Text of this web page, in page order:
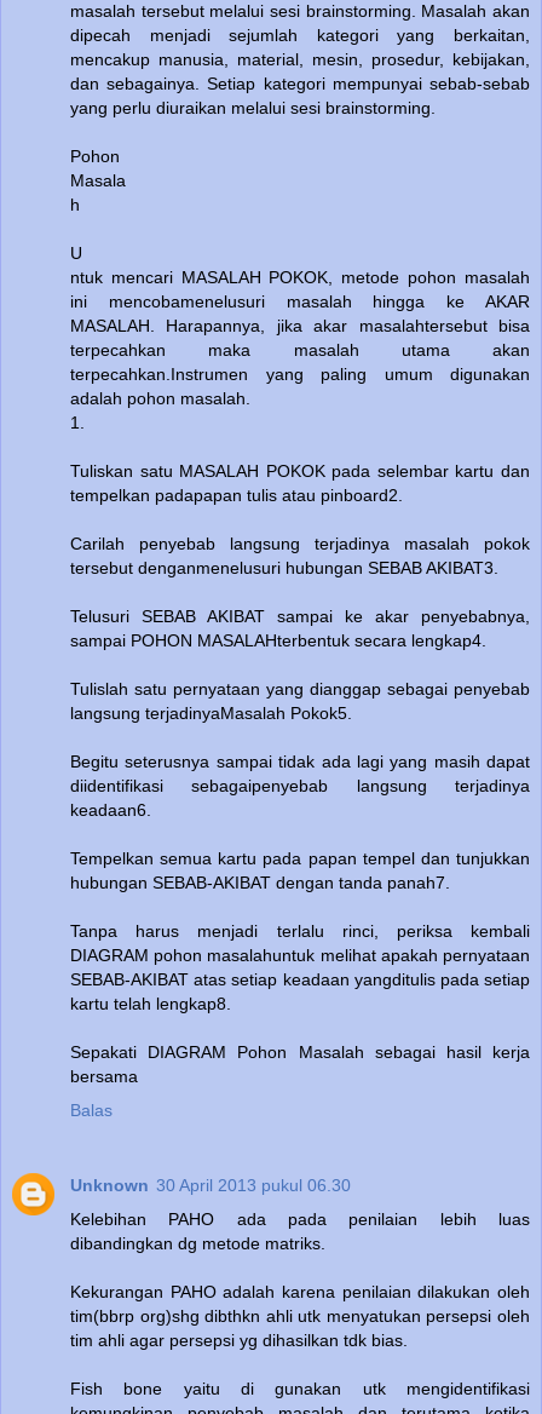
masalah tersebut melalui sesi brainstorming. Masalah akan
dipecah menjadi sejumlah kategori yang berkaitan,
mencakup manusia, material, mesin, prosedur, kebijakan,
dan sebagainya. Setiap kategori mempunyai sebab-sebab
yang perlu diuraikan melalui sesi brainstorming.
Pohon
Masala
h
U
ntuk mencari MASALAH POKOK, metode pohon masalah
ini mencobamenelusuri masalah hingga ke AKAR
MASALAH. Harapannya, jika akar masalahtersebut bisa
terpecahkan maka masalah utama akan
terpecahkan.Instrumen yang paling umum digunakan
adalah pohon masalah.
1.
Tuliskan satu MASALAH POKOK pada selembar kartu dan
tempelkan padapapan tulis atau pinboard2.
Carilah penyebab langsung terjadinya masalah pokok
tersebut denganmenelusuri hubungan SEBAB AKIBAT3.
Telusuri SEBAB AKIBAT sampai ke akar penyebabnya,
sampai POHON MASALAHterbentuk secara lengkap4.
Tulislah satu pernyataan yang dianggap sebagai penyebab
langsung terjadinyaMasalah Pokok5.
Begitu seterusnya sampai tidak ada lagi yang masih dapat
diidentifikasi sebagaipenyebab langsung terjadinya
keadaan6.
Tempelkan semua kartu pada papan tempel dan tunjukkan
hubungan SEBAB-AKIBAT dengan tanda panah7.
Tanpa harus menjadi terlalu rinci, periksa kembali
DIAGRAM pohon masalahuntuk melihat apakah pernyataan
SEBAB-AKIBAT atas setiap keadaan yangditulis pada setiap
kartu telah lengkap8.
Sepakati DIAGRAM Pohon Masalah sebagai hasil kerja
bersama
Balas
Unknown 30 April 2013 pukul 06.30
Kelebihan PAHO ada pada penilaian lebih luas
dibandingkan dg metode matriks.
Kekurangan PAHO adalah karena penilaian dilakukan oleh
tim(bbrp org)shg dibthkn ahli utk menyatukan persepsi oleh
tim ahli agar persepsi yg dihasilkan tdk bias.
Fish bone yaitu di gunakan utk mengidentifikasi